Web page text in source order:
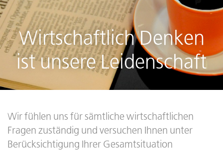
Wirtschaftlich Denken
ist unsere Leidenschaft
Wir fühlen uns für sämtliche wirtschaftlichen
Fragen zuständig und versuchen Ihnen unter
Berücksichtigung Ihrer Gesamtsituation